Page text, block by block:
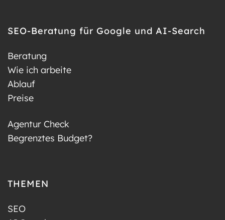
SEO-Beratung für Google und AI-Search
Beratung
Wie ich arbeite
Ablauf
Preise
Agentur Check
Begrenztes Budget?
THEMEN
SEO